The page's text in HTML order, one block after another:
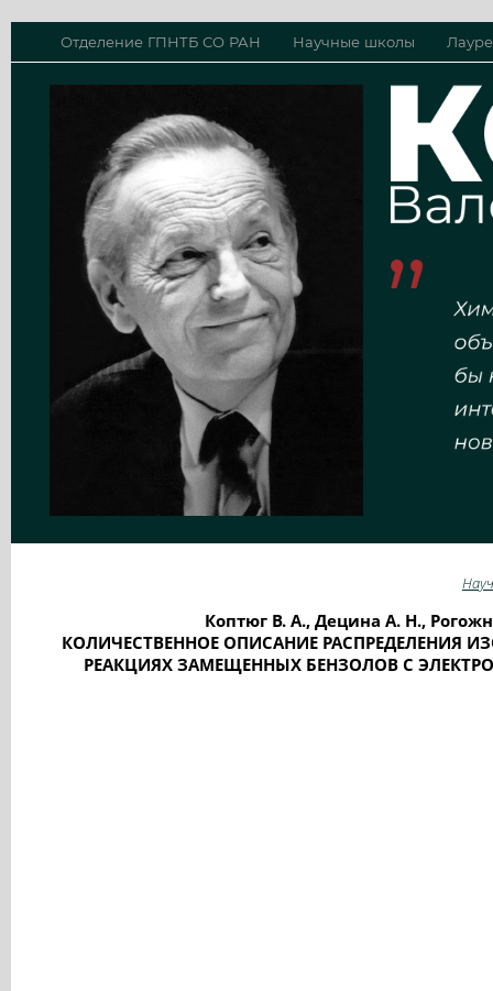
Отделение ГПНТБ СО РАН Научные школы
Коптюг В. А., Децина А. Н.,
КОЛИЧЕСТВЕННОЕ ОПИСАНИЕ РАСПРЕДЕЛЕНИЯ
РЕАКЦИЯХ ЗАМЕЩЕННЫХ БЕНЗОЛОВ С